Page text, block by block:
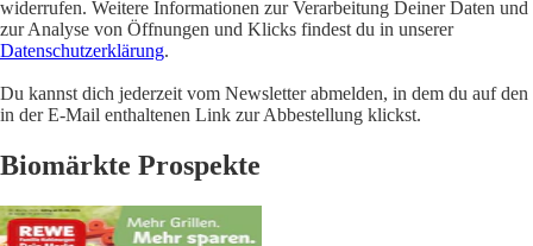
widerrufen. Weitere Informationen zur Verarbeitung Deiner Daten und
zur Analyse von Öffnungen und Klicks findest du in unserer
Datenschutzerklärung.
Du kannst dich jederzeit vom Newsletter abmelden, in dem du auf den
in der E-Mail enthaltenen Link zur Abbestellung klickst.
Biomärkte Prospekte